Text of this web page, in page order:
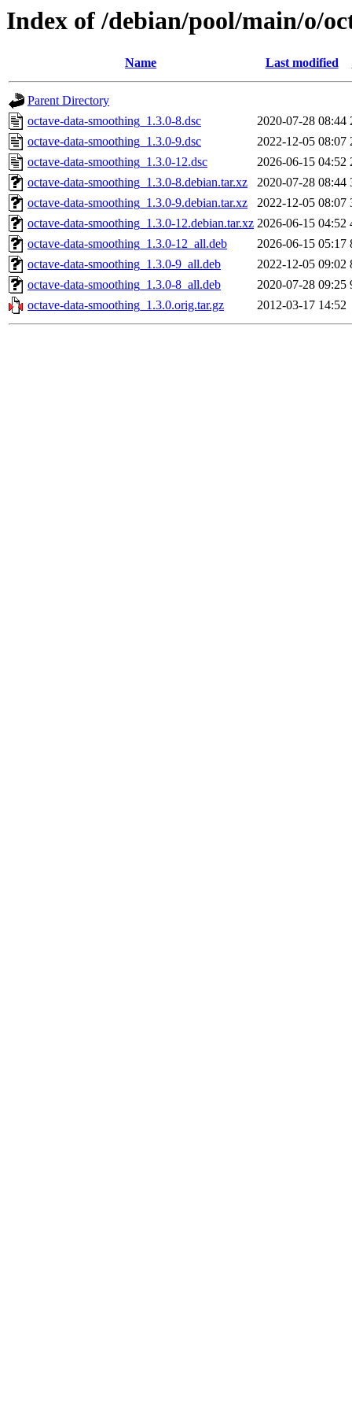
Index of /debian/pool/main/o/
Name Last modified
Parent Directory
octave-data-smoothing_1.3.0-8.dsc
2020-07-28 08:44
octave-data-smoothing_1.3.0-9.dsc
2022-12-05 08:07
octave-data-smoothing_1.3.0-12.dsc
2026-06-15 04:52
octave-data-smoothing_1.3.0-8.debian.tar.xz
2020-07-28 08:44
octave-data-smoothing_1.3.0-9.debian.tar.xz
2022-12-05 08:07
octave-data-smoothing_1.3.0-12.debian.tar.xz 2026-06-15 04:52
octave-data-smoothing_1.3.0-12_all.deb
2026-06-15 05:17
octave-data-smoothing_1.3.0-9_all.deb
2022-12-05 09:02
octave-data-smoothing_1.3.0-8_all.deb
2020-07-28 09:25
octave-data-smoothing_1.3.0.orig.tar.gz
2012-03-17 14:52